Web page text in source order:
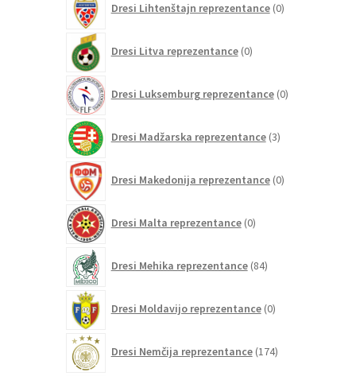
Dresi Lihtenštajn reprezentance 0izdelkov
Dresi Litva reprezentance 0izdelkov
Dresi Luksemburg reprezentance 0izdelkov
Dresi Madžarska reprezentance 3izdelki
Dresi Makedonija reprezentance 0izdelkov
Dresi Malta reprezentance 0izdelkov
Dresi Mehika reprezentance 84izdelkov
Dresi Moldavijo reprezentance 0izdelkov
Dresi Nemčija reprezentance 174izdelkov